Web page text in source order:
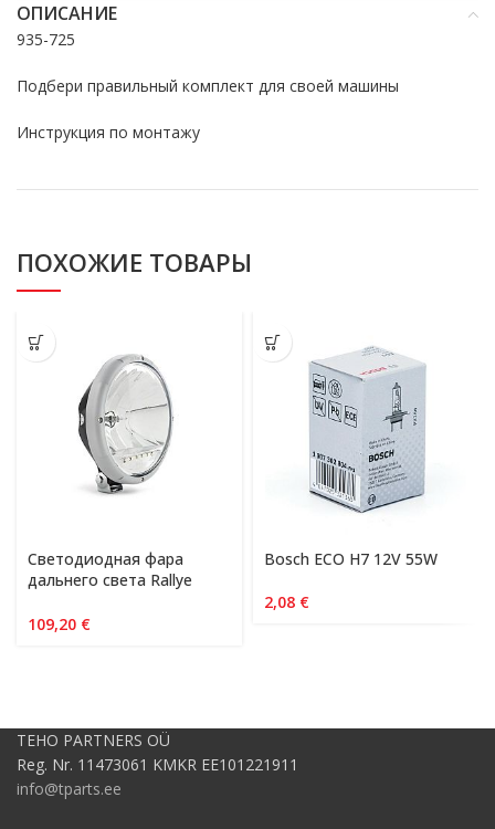
ОПИСАНИЕ
935-725
Подбери правильный комплект для своей машины
Инструкция по монтажу
ПОХОЖИЕ ТОВАРЫ
Светодиодная фара
дальнего света Rallye
109,20 €
Bosch ECO H7 12V 55W
2,08 €
TEHO PARTNERS OÜ
Reg. Nr. 11473061 KMKR EE101221911
info@tparts.ee